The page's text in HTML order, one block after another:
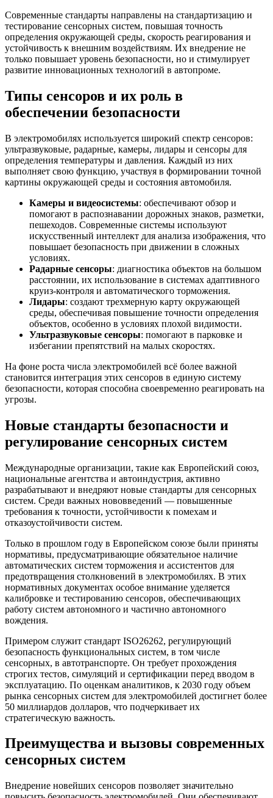
Современные стандарты направлены на стандартизацию и
тестирование сенсорных систем, повышая точность
определения окружающей среды, скорость реагирования и
устойчивость к внешним воздействиям. Их внедрение не
только повышает уровень безопасности, но и стимулирует
развитие инновационных технологий в автопроме.
Типы сенсоров и их роль в
обеспечении безопасности
В электромобилях используется широкий спектр сенсоров:
ультразвуковые, радарные, камеры, лидары и сенсоры для
определения температуры и давления. Каждый из них
выполняет свою функцию, участвуя в формировании точной
картины окружающей среды и состояния автомобиля.
Камеры и видеосистемы: обеспечивают обзор и
помогают в распознавании дорожных знаков, разметки,
пешеходов. Современные системы используют
искусственный интеллект для анализа изображения, что
повышает безопасность при движении в сложных
условиях.
Радарные сенсоры: диагностика объектов на большом
расстоянии, их использование в системах адаптивного
круиз-контроля и автоматического торможения.
Лидары: создают трехмерную карту окружающей
среды, обеспечивая повышение точности определения
объектов, особенно в условиях плохой видимости.
Ультразвуковые сенсоры: помогают в парковке и
избегании препятствий на малых скоростях.
На фоне роста числа электромобилей всё более важной
становится интеграция этих сенсоров в единую систему
безопасности, которая способна своевременно реагировать на
угрозы.
Новые стандарты безопасности и
регулирование сенсорных систем
Международные организации, такие как Европейский союз,
национальные агентства и автоиндустрия, активно
разрабатывают и внедряют новые стандарты для сенсорных
систем. Среди важных нововведений — повышенные
требования к точности, устойчивости к помехам и
отказоустойчивости систем.
Только в прошлом году в Европейском союзе были приняты
нормативы, предусматривающие обязательное наличие
автоматических систем торможения и ассистентов для
предотвращения столкновений в электромобилях. В этих
нормативных документах особое внимание уделяется
калибровке и тестированию сенсоров, обеспечивающих
работу систем автономного и частично автономного
вождения.
Примером служит стандарт ISO26262, регулирующий
безопасность функциональных систем, в том числе
сенсорных, в автотранспорте. Он требует прохождения
строгих тестов, симуляций и сертификации перед вводом в
эксплуатацию. По оценкам аналитиков, к 2030 году объем
рынка сенсорных систем для электромобилей достигнет более
50 миллиардов долларов, что подчеркивает их
стратегическую важность.
Преимущества и вызовы современных
сенсорных систем
Внедрение новейших сенсоров позволяет значительно